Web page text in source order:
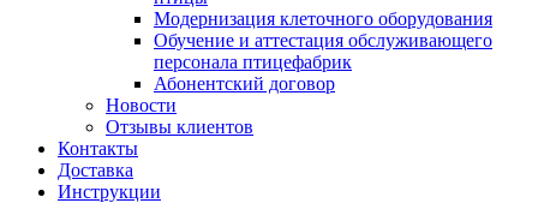
Модернизация клеточного оборудования
Обучение и аттестация обслуживающего
персонала птицефабрик
Абонентский договор
Новости
Отзывы клиентов
Контакты
Доставка
Инструкции